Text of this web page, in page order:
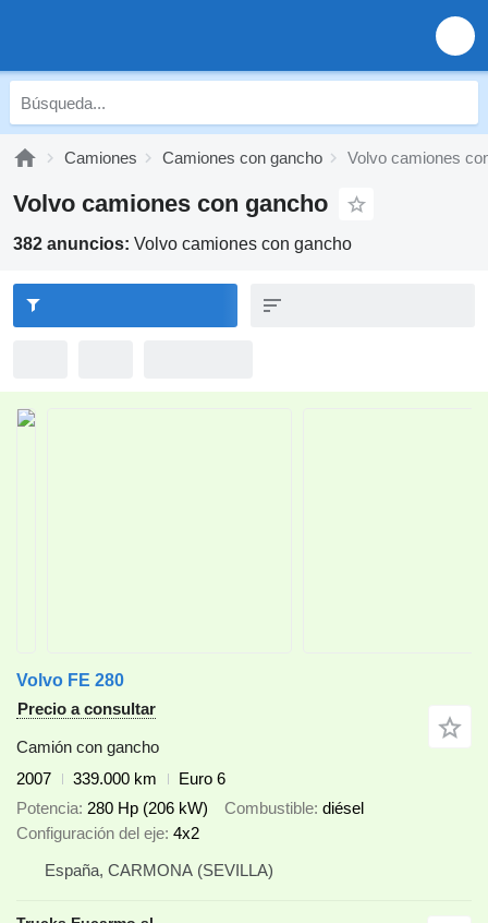
Camiones Camiones con gancho Volvo camiones
Volvo camiones con gancho
382 anuncios: Volvo camiones con gancho
Volvo FE 280
Precio a consultar
Camión con gancho
2007
339.000 km
Euro 6
Potencia 280 Hp (206 kW) Combustible diésel
Configuración del eje 4x2
España, CARMONA (SEVILLA)